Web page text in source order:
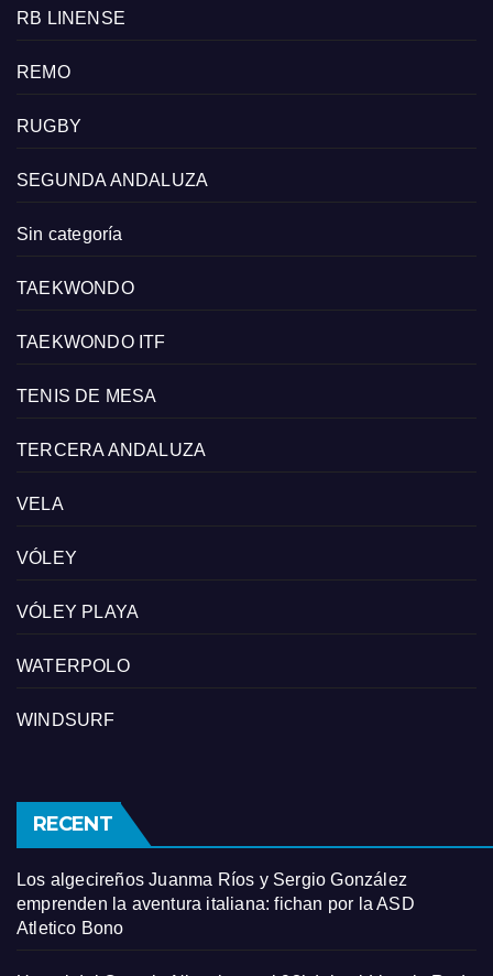
RB LINENSE
REMO
RUGBY
SEGUNDA ANDALUZA
Sin categoría
TAEKWONDO
TAEKWONDO ITF
TENIS DE MESA
TERCERA ANDALUZA
VELA
VÓLEY
VÓLEY PLAYA
WATERPOLO
WINDSURF
RECENT
Los algecireños Juanma Ríos y Sergio González
emprenden la aventura italiana: fichan por la ASD
Atletico Bono